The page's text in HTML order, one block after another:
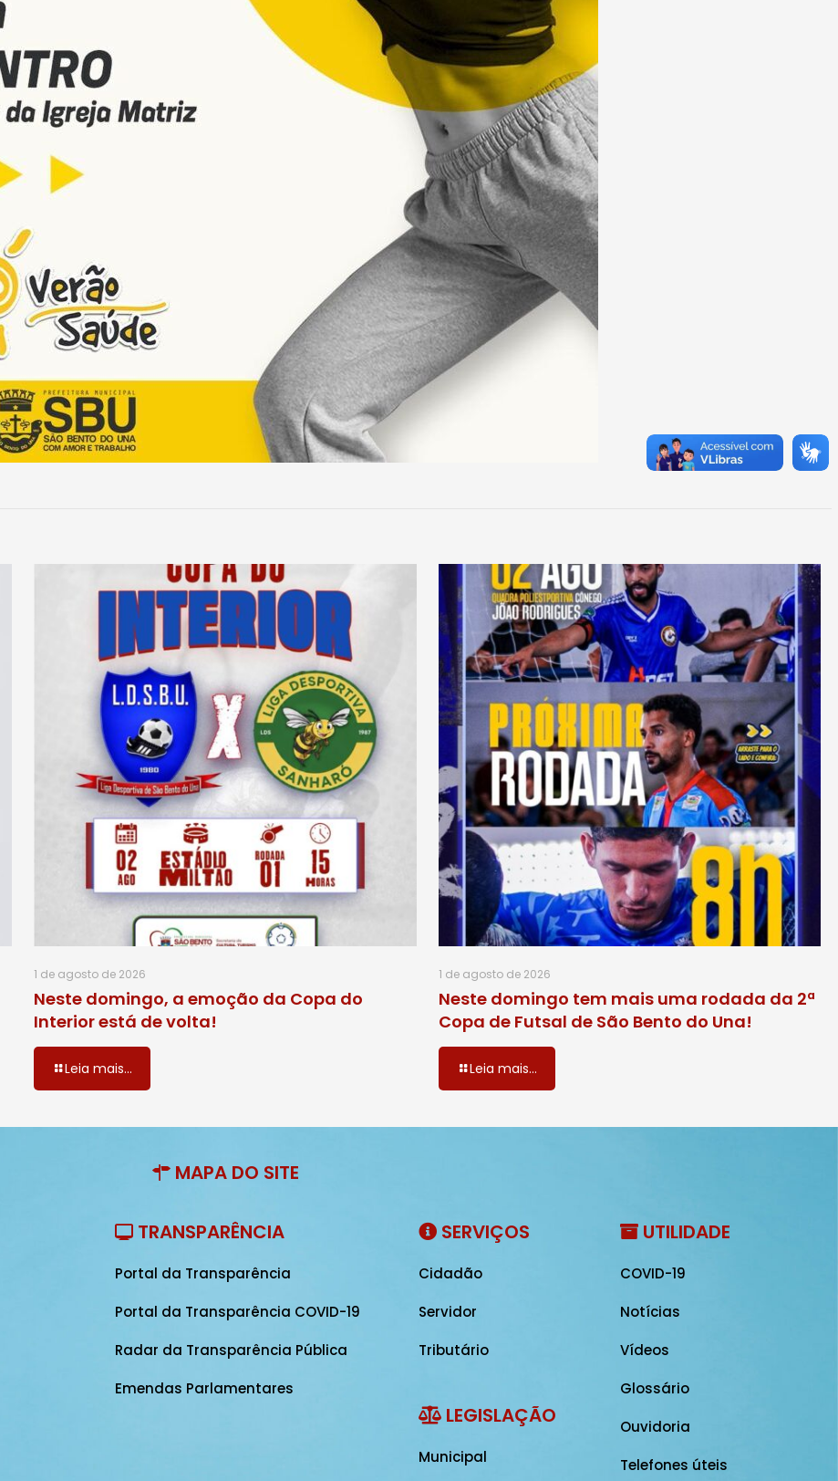
1 de agosto de 2026
Neste domingo, a emoção da Copa do
Interior está de volta!
Leia mais...
1 de agosto de 2026
Neste domingo tem mais uma rodada da 2ª
Copa de Futsal de São Bento do Una!
Leia mais...
MAPA DO SITE
TRANSPARÊNCIA
Portal da Transparência
Portal da Transparência COVID-19
Radar da Transparência Pública
Emendas Parlamentares
SERVIÇOS
Cidadão
Servidor
Tributário
LEGISLAÇÃO
Municipal
UTILIDADE
COVID-19
Notícias
Vídeos
Glossário
Ouvidoria
Telefones úteis